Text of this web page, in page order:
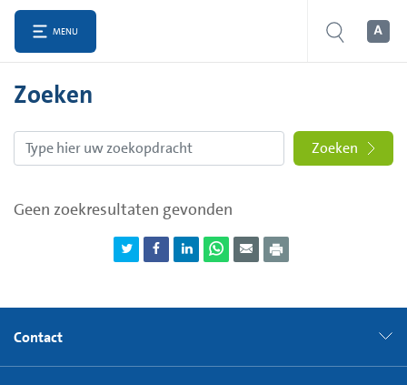
MENU
Zoeken
Zoeken
Geen zoekresultaten gevonden
Contact